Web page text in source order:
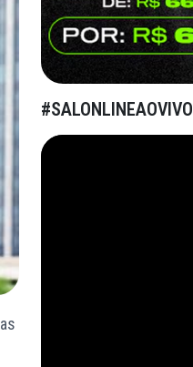
#SALONLINEAOVIVO